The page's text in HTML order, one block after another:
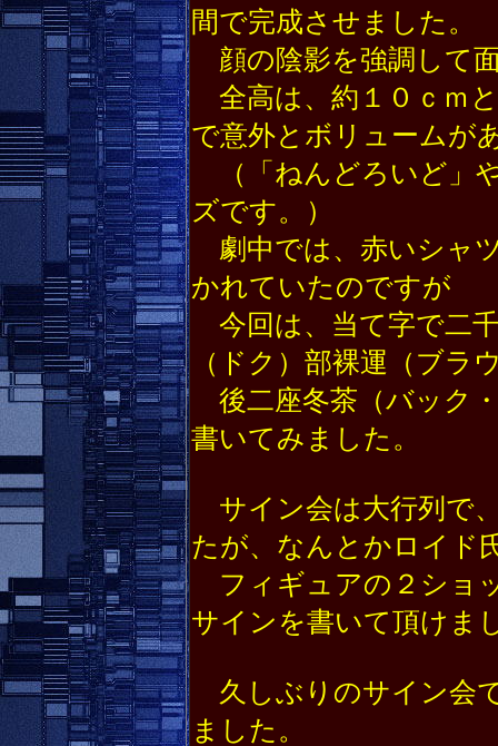
間で完成させました。
顔の陰影を強調して
全高は、約１０ｃｍ
で意外とボリュームが
（「ねんどろいど」
ズです。）
劇中では、赤いシャ
かれていたのですが
今回は、当て字で二
（ドク）部裸運（ブラ
後二座冬茶（バック
書いてみました。
サイン会は大行列で
たが、なんとかロイド
フィギュアの２ショ
サインを書いて頂けま
久しぶりのサイン会
ました。